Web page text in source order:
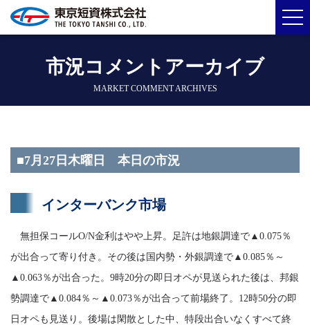
市況コメントアーカイブ
MARKET COMMENT ARCHIVES
■7月27日木曜日 本日の市況
インターバンク市場
無担保コールO/N金利はやや上昇。足許は地銀調達で▲0.075％
が出合って寄り付き。その後は国内勢・外銀調達で▲0.085％～
▲0.063％が出合った。9時20分の即日オペが見送られた後は、邦銀
勢調達で▲0.084％～▲0.073％が出合って前場終了。12時50分の即
日オペも見送り。後場は閑散とした中、特段出合いなくすべて終